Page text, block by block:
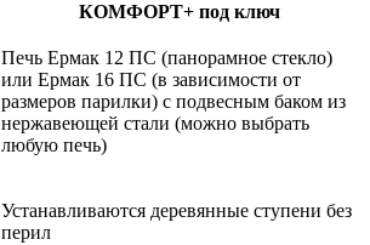
КОМФОРТ+ под ключ
Печь Ермак 12 ПС (панорамное стекло)
или Ермак 16 ПС (в зависимости от
размеров парилки) с подвесным баком из
нержавеющей стали (можно выбрать
любую печь)
Устанавливаются деревянные ступени без
перил